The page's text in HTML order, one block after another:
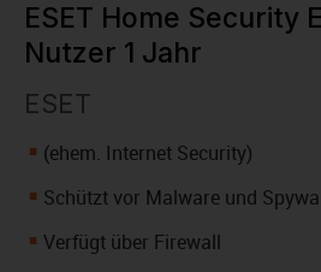
ESET Home Security
Nutzer 1 Jahr
ESET
(ehem. Internet Security)
Schützt vor Malware und
Verfügt über Firewall